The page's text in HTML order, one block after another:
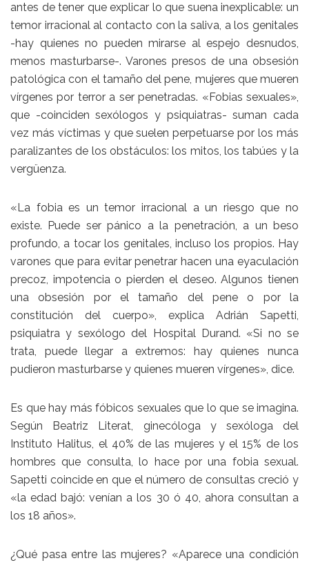
antes de tener que explicar lo que suena inexplicable: un
temor irracional al contacto con la saliva, a los genitales
-hay quienes no pueden mirarse al espejo desnudos,
menos masturbarse-. Varones presos de una obsesión
patológica con el tamaño del pene, mujeres que mueren
vírgenes por terror a ser penetradas. «Fobias sexuales»,
que -coinciden sexólogos y psiquiatras- suman cada
vez más víctimas y que suelen perpetuarse por los más
paralizantes de los obstáculos: los mitos, los tabúes y la
vergüenza.
«La fobia es un temor irracional a un riesgo que no
existe. Puede ser pánico a la penetración, a un beso
profundo, a tocar los genitales, incluso los propios. Hay
varones que para evitar penetrar hacen una eyaculación
precoz, impotencia o pierden el deseo. Algunos tienen
una obsesión por el tamaño del pene o por la
constitución del cuerpo», explica Adrián Sapetti,
psiquiatra y sexólogo del Hospital Durand. «Si no se
trata, puede llegar a extremos: hay quienes nunca
pudieron masturbarse y quienes mueren vírgenes», dice.
Es que hay más fóbicos sexuales que lo que se imagina.
Según Beatriz Literat, ginecóloga y sexóloga del
Instituto Halitus, el 40% de las mujeres y el 15% de los
hombres que consulta, lo hace por una fobia sexual.
Sapetti coincide en que el número de consultas creció y
«la edad bajó: venían a los 30 ó 40, ahora consultan a
los 18 años».
¿Qué pasa entre las mujeres? «Aparece una condición